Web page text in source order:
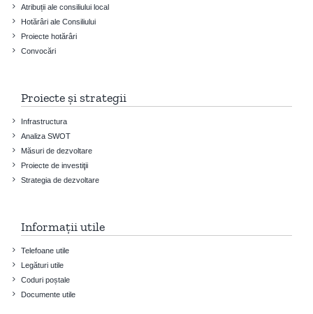
Atribuții ale consiliului local
Hotărâri ale Consiliului
Proiecte hotărâri
Convocări
Proiecte și strategii
Infrastructura
Analiza SWOT
Măsuri de dezvoltare
Proiecte de investiţii
Strategia de dezvoltare
Informații utile
Telefoane utile
Legături utile
Coduri poștale
Documente utile